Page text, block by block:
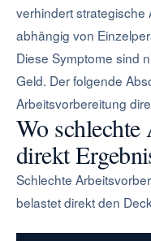
verhindert strategische
abhängig von
Diese Symptome sind
Geld. Der folgende
Arbeitsvorbereitung
Wo
direkt
Schlechte
belastet direkt den